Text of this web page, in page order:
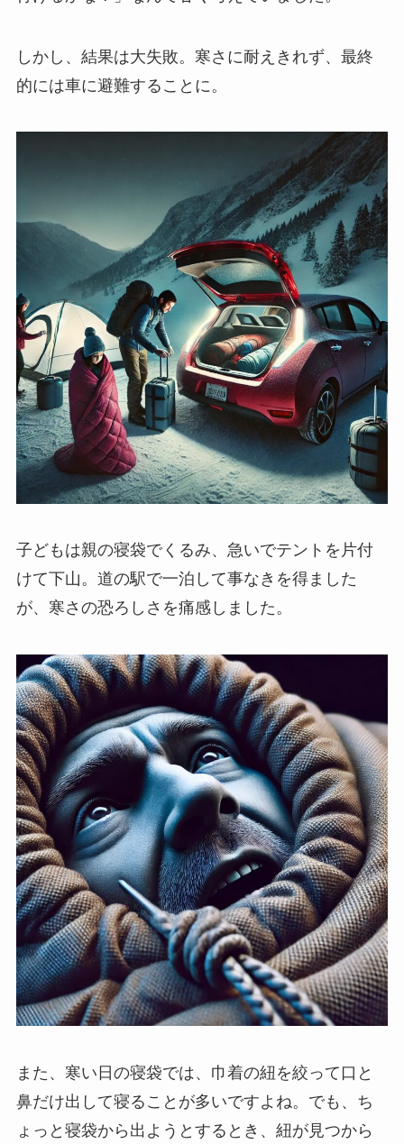
しかし、結果は大失敗。寒さに耐えきれず、最終
的には車に避難することに。
子どもは親の寝袋でくるみ、急いでテントを片付
けて下山。道の駅で一泊して事なきを得ました
が、寒さの恐ろしさを痛感しました。
また、寒い日の寝袋では、巾着の紐を絞って口と
鼻だけ出して寝ることが多いですよね。でも、ち
ょっと寝袋から出ようとするとき、紐が見つから